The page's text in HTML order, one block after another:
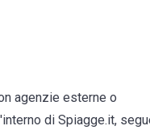
agenzie esterne o
di Spiagge.it,